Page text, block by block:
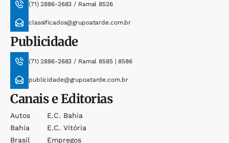
(71) 2886-2683 / Ramal 8526
classificados@grupoatarde.com.br
Publicidade
(71) 2886-2683 / Ramal 8585 | 8586
publicidade@grupoatarde.com.br
Canais e Editorias
Autos
Bahia
Brasil
E.c. Bahia
E.c. Vitória
Empregos